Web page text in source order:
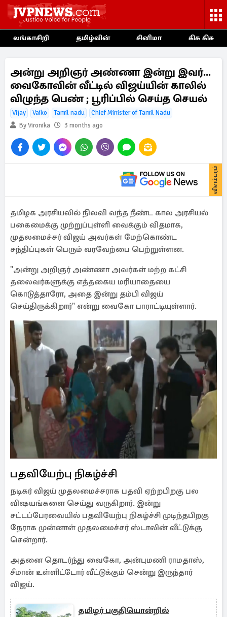
லங்காசிறி தமிழ்வின் சினிமா கிசு கிசு
அன்று அறிஞர் அண்ணா இன்று இவர்...
வைகோவின் வீட்டில் விஜய்யின் காலில்
விழுந்த பெண் ; பூரிப்பில் செய்த செயல்
Vijay Vaiko Tamil nadu
Chief Minister of Tamil Nadu
By Vironika
3 months ago
விளம்பரம்
தமிழக அரசியலில் நிலவி வந்த நீண்ட கால அரசியல்
பகைமைக்கு முற்றுப்புள்ளி வைக்கும் விதமாக,
முதலமைச்சர் விஜய் அவர்கள் மேற்கொண்ட
சந்திப்புகள் பெரும் வரவேற்பை பெற்றுள்ளன.
"அன்று அறிஞர் அண்ணா அவர்கள் மற்ற கட்சி
தலைவர்களுக்கு எத்தகைய மரியாதையை
கொடுத்தாரோ, அதை இன்று தம்பி விஜய்
செய்திருக்கிறார்" என்று வைகோ பாராட்டியுள்ளார்.
பதவியேற்பு நிகழ்ச்சி
நடிகர் விஜய் முதலமைச்சராக பதவி ஏற்றபிறகு பல
விஷயங்களை செய்து வருகிறார். இன்று
சட்டப்பேரவையில் பதவியேற்பு நிகழ்ச்சி முடிந்தபிறகு
நேராக முன்னாள் முதலமைச்சர் ஸ்டாலின் வீட்டுக்கு
சென்றார்.
அதனை தொடர்ந்து வைகோ, அன்புமணி ராமதாஸ்,
சீமான் உள்ளிட்டோர் வீட்டுக்கும் சென்று இருந்தார்
விஜய்.
தமிழர் பகுதியொன்றில்